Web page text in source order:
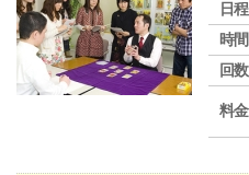
日程
時間
回数
料金